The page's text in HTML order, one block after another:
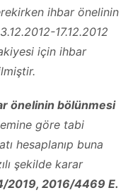
ihbar önelinin
17.12.2012
için ihbar
önelinin bölünmesi
göre tabi
hesaplanıp buna
şekilde karar
2019, 2016/4469 E.